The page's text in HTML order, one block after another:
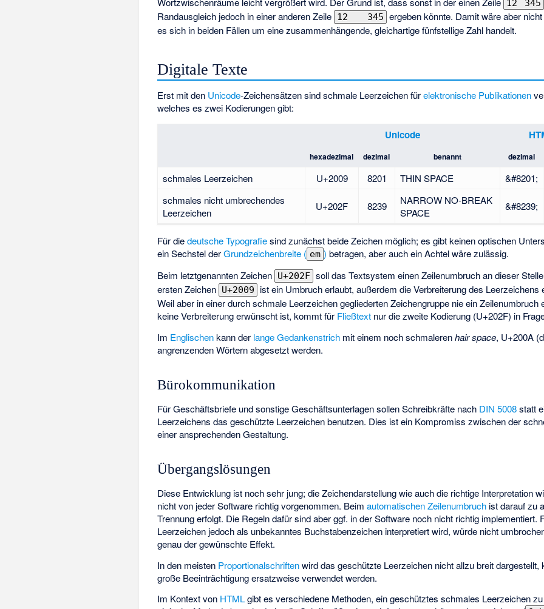
12 345
Randausgleich jedoch in einer anderen Zeile 12 345 ergeben könnte. Damit wäre aber
es sich in beiden Fällen um eine zusammenhängende, gleichartige fünfstellige Zahl handelt.
Digitale Texte
Erst mit den Unicode-Zeichensätzen sind schmale Leerzeichen fürelektronische Publikationen
welches es zwei Kodierungen gibt:
Unicode
hexadezimal dezimal benannt dezimal
schmales Leerzeichen U+2009 8201 THIN SPACE
&#8201;
schmales nicht umbrechendes
Leerzeichen
U+202F 8239
NARROW NO-BREAK
SPACE
&#8239;
Für diedeutsche Typografiesind zunächst beide Zeichen möglich; es gibt keinen optischen
ein Sechstel derGrundzeichenbreite ( em ) betragen, aber auch ein Achtel wäre zulässig.
Beim letztgenannten Zeichen U+202F soll das Textsystem einen Zeilenumbruch an dieser
ersten Zeichen U+2009
ist ein Umbruch erlaubt, außerdem die Verbreiterung des
Weil aber in einer durch schmale Leerzeichen gegliederten Zeichengruppe nie ein Zeilenumbruch
keine Verbreiterung erwünscht ist, kommt für Fließtext nur die zweite Kodierung (U+202F) in
Im Englischenkann der lange Gedankenstrich mit einem noch schmalerenhair space, U+200A
angrenzenden Wörtern abgesetzt werden.
Bürokommunikation
Für Geschäftsbriefe und sonstige Geschäftsunterlagen sollen Schreibkräfte nach DIN 5008statt
Leerzeichens das geschützte Leerzeichen benutzen. Dies ist ein Kompromiss zwischen der
einer ansprechenden Gestaltung.
Übergangslösungen
Diese Entwicklung ist noch sehr jung; die Zeichendarstellung wie auch die richtige Interpretation
nicht von jeder Software richtig vorgenommen. Beimautomatischen Zeilenumbruch ist darauf zu
Trennung erfolgt. Die Regeln dafür sind aber ggf. in der Software noch nicht richtig implementiert.
Leerzeichen jedoch als unbekanntes Buchstabenzeichen interpretiert wird, würde nicht
genau der gewünschte Effekt.
In den meisten Proportionalschriftenwird das geschützte Leerzeichen nicht allzu breit dargestellt,
große Beeinträchtigung ersatzweise verwendet werden.
Im Kontext von HTMLgibt es verschiedene Methoden, ein geschütztes schmales Leerzeichen